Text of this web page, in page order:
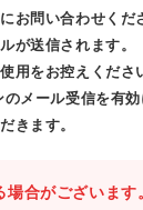
お問い合わせくだ
が送信されます。
用をお控えくださ
メール受信を有効
きます。
合がございます